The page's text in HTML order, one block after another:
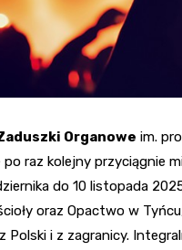
Organowe im.
raz kolejny przyciągnie
do 10 listopada
oraz Opactwo w
i z zagranicy.